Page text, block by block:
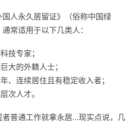
人永久居留证》（俗称中国绿
常适用于以下几类人：
技专家；
大的外籍人士；
、连续居住且有稳定收入者；
次人才。
普通工作就拿永居…现实点说，几